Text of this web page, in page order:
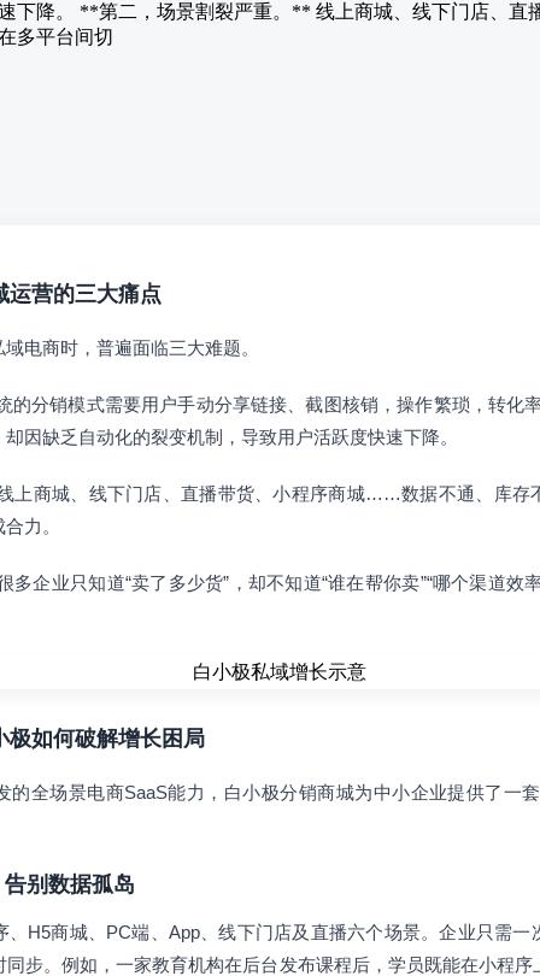
下降。 **第二，场景割裂严重。** 线上商城、线下门店、
多平台间切
运营的三大痛点
电商时，普遍面临三大难题。
的分销模式需要用户手动分享链接、截图核销，操作繁琐，转化
因缺乏自动化的裂变机制，导致用户活跃度快速下降。
上商城、线下门店、直播带货、小程序商城……数据不通、库存
力。
多企业只知道“卖了多少货”，却不知道“谁在帮你卖”“哪个渠道效
极如何破解增长困局
的全场景电商SaaS能力，白小极分销商城为中小企业提供了一
别数据孤岛
、H5商城、PC端、App、线下门店及直播六个场景。企业只需一
步。例如，一家教育机构在后台发布课程后，学员既能在小程